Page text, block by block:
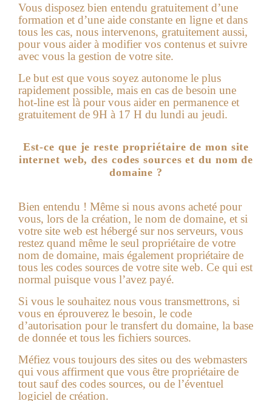
Vous disposez bien entendu gratuitement d’une
formation et d’une aide constante en ligne et dans
tous les cas, nous intervenons, gratuitement aussi,
pour vous aider à modifier vos contenus et suivre
avec vous la gestion de votre site.
Le but est que vous soyez autonome le plus
rapidement possible, mais en cas de besoin une
hot-line est là pour vous aider en permanence et
gratuitement de 9H à 17 H du lundi au jeudi.
Est-ce que je reste propriétaire de mon site
internet web, des codes sources et du nom de
domaine ?
Bien entendu ! Même si nous avons acheté pour
vous, lors de la création, le nom de domaine, et si
votre site web est hébergé sur nos serveurs, vous
restez quand même le seul propriétaire de votre
nom de domaine, mais également propriétaire de
tous les codes sources de votre site web. Ce qui est
normal puisque vous l’avez payé.
Si vous le souhaitez nous vous transmettrons, si
vous en éprouverez le besoin, le code
d’autorisation pour le transfert du domaine, la base
de donnée et tous les fichiers sources.
Méfiez vous toujours des sites ou des webmasters
qui vous affirment que vous être propriétaire de
tout sauf des codes sources, ou de l’éventuel
logiciel de création.